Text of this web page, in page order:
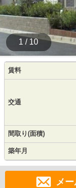
1 / 10
賃料
交通
間取り(面積)
築年月
メ